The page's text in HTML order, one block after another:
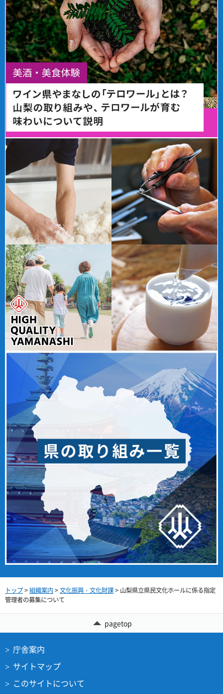
トップ>組織案内>文化振興・文化財課> 山梨県立県民文化ホールに係る指定
管理者の募集について
pagetop
庁舎案内
サイトマップ
このサイトについて